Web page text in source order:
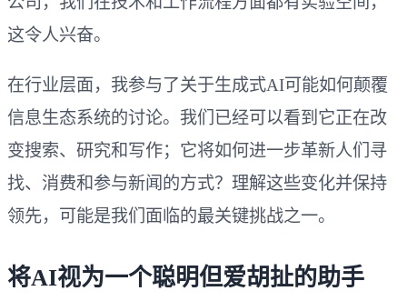
这令人兴奋。
在行业层面，我参与了关于生成式AI可能如何颠覆
信息生态系统的讨论。我们已经可以看到它正在改
变搜索、研究和写作；它将如何进一步革新人们寻
找、消费和参与新闻的方式？理解这些变化并保持
领先，可能是我们面临的最关键挑战之一。
将AI视为一个聪明但爱胡扯的助手